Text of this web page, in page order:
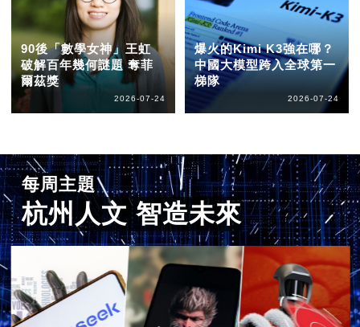
90後「數學女神」王虹
破解百年幾何謎題 奪菲
爾茲獎
2026-07-24
爆火的Kimi K3強在哪？
中國大模型跨入全球第一
梯隊
2026-07-24
每周主題
杭州人文 智造未來